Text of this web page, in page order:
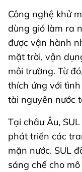
Công nghệ khử
dùng gió làm ra
được vận hành
mặt trời, vận
môi trường. Từ
thích ứng với
tài nguyên nước
Tại châu Âu,
phát triển các
mặn nước. SUL
sáng chế cho